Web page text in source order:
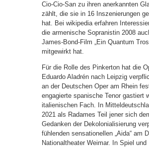
Cio-Cio-San zu ihren anerkannten
zählt, die sie in 16 Inszenierungen
hat. Bei wikipedia erfahren
die armenische Sopranistin 2008
James-Bond-Film „Ein Quantum
mitgewirkt hat.
Für die Rolle des Pinkerton hat die
Eduardo Aladrén nach Leipzig
an der Deutschen Oper am Rhein
engagierte spanische Tenor gastiert
italienischen Fach. In
2021 als Radames Teil jener sich
Gedanken der Dekolonialisierung
fühlenden sensationellen „Aida“ am
Nationaltheater Weimar. In Spiel und